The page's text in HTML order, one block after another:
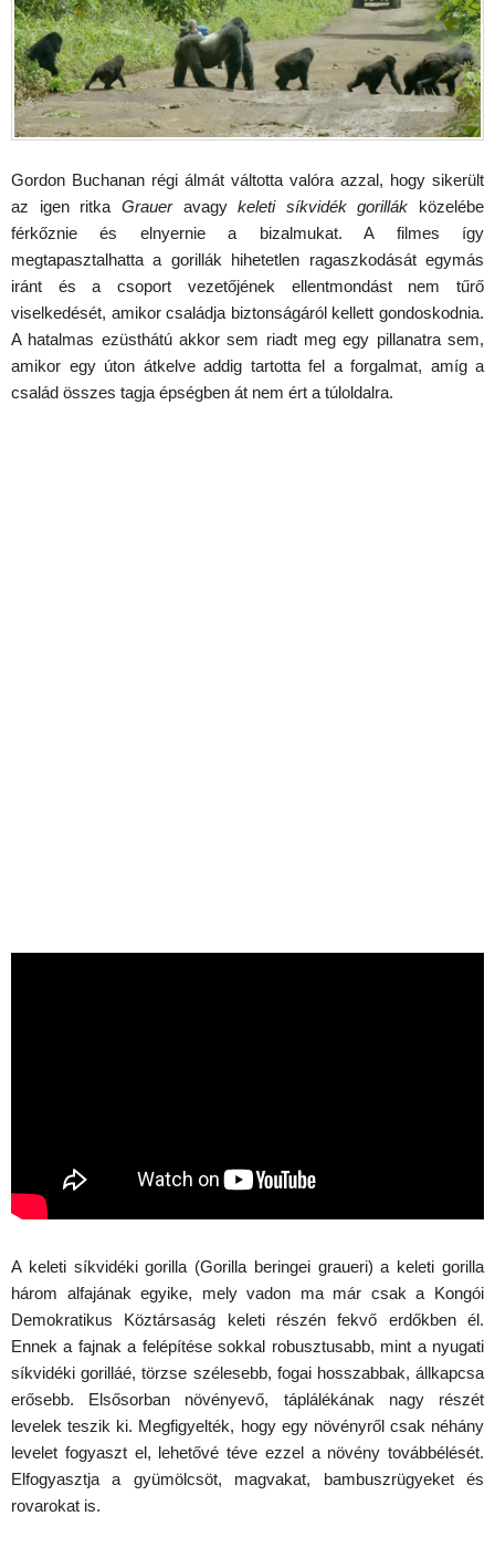
Gordon Buchanan régi álmát váltotta valóra azzal, hogy sikerült
az igen ritka Graueravagykeleti síkvidék gorillák közelébe
férkőznie és elnyernie a bizalmukat. A filmes így
megtapasztalhatta a gorillák hihetetlen ragaszkodását egymás
iránt és a csoport vezetőjének ellentmondást nem tűrő
viselkedését, amikor családja biztonságáról kellett gondoskodnia.
A hatalmas ezüsthátú akkor sem riadt meg egy pillanatra sem,
amikor egy úton átkelve addig tartotta fel a forgalmat, amíg a
család összes tagja épségben át nem ért a túloldalra.
A keleti síkvidéki gorilla (Gorilla beringei graueri) a keleti gorilla
három alfajának egyike, mely vadon ma már csak a Kongói
Demokratikus Köztársaság keleti részén fekvő erdőkben él.
Ennek a fajnak a felépítése sokkal robusztusabb, mint a nyugati
síkvidéki gorilláé, törzse szélesebb, fogai hosszabbak, állkapcsa
erősebb. Elsősorban növényevő, táplálékának nagy részét
levelek teszik ki. Megfigyelték, hogy egy növényről csak néhány
levelet fogyaszt el, lehetővé téve ezzel a növény továbbélését.
Elfogyasztja a gyümölcsöt, magvakat, bambuszrügyeket és
rovarokat is.